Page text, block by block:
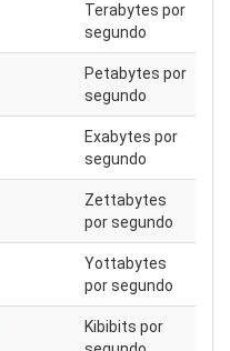
Terabytes por
segundo
Petabytes por
segundo
Exabytes por
segundo
Zettabytes
por segundo
Yottabytes
por segundo
Kibibits por